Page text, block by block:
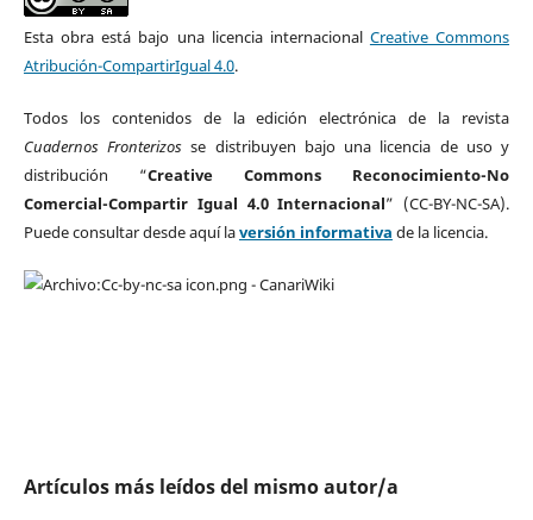
Esta obra está bajo una licencia internacional Creative Commons
Atribución-CompartirIgual 4.0.
Todos los contenidos de la edición electrónica de la revista
Cuadernos Fronterizos se distribuyen bajo una licencia de uso y
distribución “Creative Commons Reconocimiento-No
Comercial-Compartir Igual 4.0 Internacional” (CC-BY-NC-SA).
Puede consultar desde aquí laversión informativa de la licencia.
Artículos más leídos del mismo autor/a